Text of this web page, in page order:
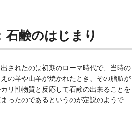
石鹸のはじまり
されたのは初期のローマ時代で、当時の
の羊や山羊が焼かれたとき、その脂肪が
リ性物質と反応して石鹸の出来ることを
ったのであるというのが定説のようで